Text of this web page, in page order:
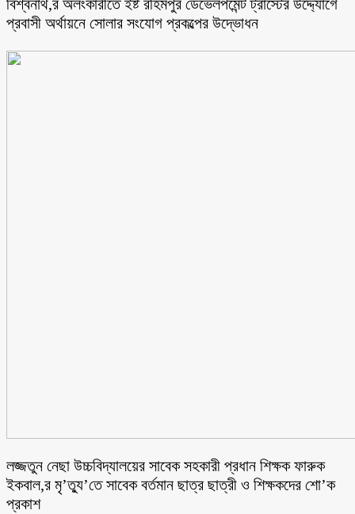
বিশ্বনাথ,র অলংকারীতে ইষ্ট রহিমপুর ডেভেলপমেন্ট ট্রাস্টের উদ্দ্যোগে
প্রবাসী অর্থায়নে সোলার সংযোগ প্রকল্পের উদ্ভোধন
লজ্জতুন নেছা উচ্চবিদ্যালয়ের সাবেক সহকারী প্রধান শিক্ষক ফারুক
ইকবাল,র মৃ’ত্যু’তে সাবেক বর্তমান ছাত্র ছাত্রী ও শিক্ষকদের শো’ক
প্রকাশ